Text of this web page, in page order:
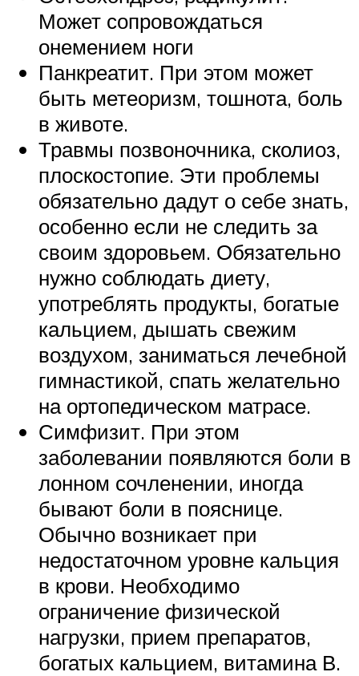
Может сопровождаться
онемением ноги
Панкреатит. При этом может
быть метеоризм, тошнота, боль
в животе.
Травмы позвоночника, сколиоз,
плоскостопие. Эти проблемы
обязательно дадут о себе знать,
особенно если не следить за
своим здоровьем. Обязательно
нужно соблюдать диету,
употреблять продукты, богатые
кальцием, дышать свежим
воздухом, заниматься лечебной
гимнастикой, спать желательно
на ортопедическом матрасе.
Симфизит. При этом
заболевании появляются боли в
лонном сочленении, иногда
бывают боли в пояснице.
Обычно возникает при
недостаточном уровне кальция
в крови. Необходимо
ограничение физической
нагрузки, прием препаратов,
богатых кальцием, витамина В.